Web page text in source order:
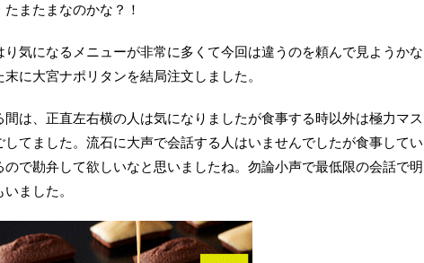
またまなのかな？！
気になるメニューが非常に多くて今回は違うのを頼んで見ようかな
に大宮ナポリタンを結局注文しました。
は、正直左右横の人は気になりましたが食事する時以外は極力マス
てました。流石に大声で会話する人はいませんでしたが食事してい
で勘弁して欲しいなと思いましたね。勿論小声で最低限の会話で明
ました。